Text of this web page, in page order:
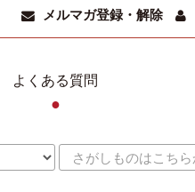
メルマガ登録・解除
よくある質問
●